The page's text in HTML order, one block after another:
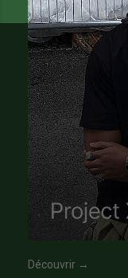
Découvrir →